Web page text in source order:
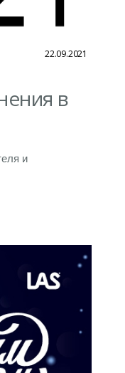
22.09.2021
в
и